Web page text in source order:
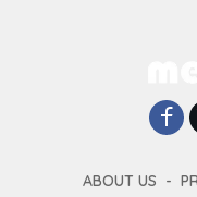
ABOUT US